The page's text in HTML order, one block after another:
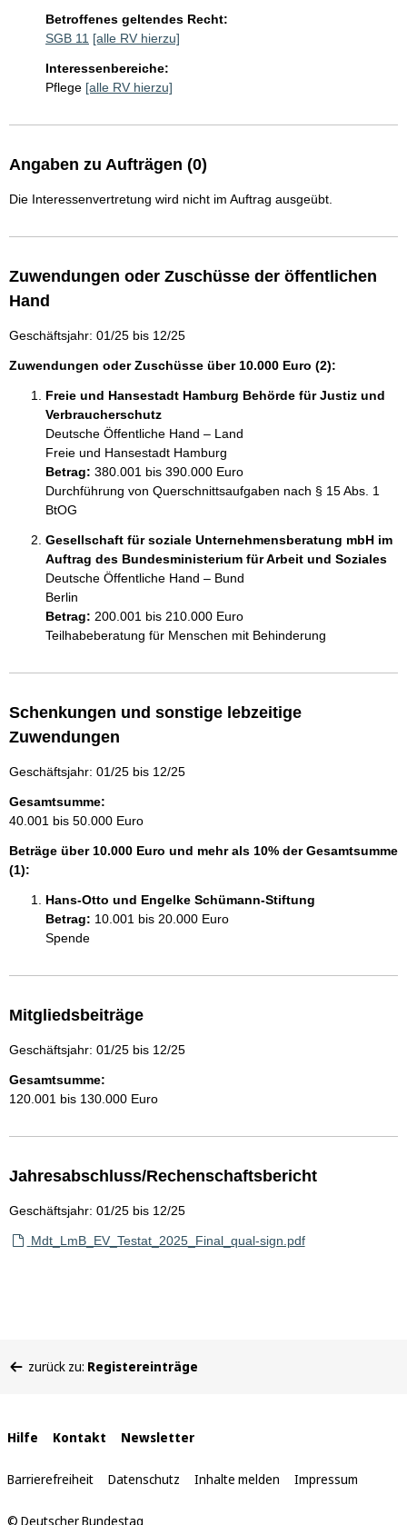
Betroffenes geltendes Recht:
SGB 11 [alle RV hierzu]
Interessenbereiche:
Pflege [alle RV hierzu]
Angaben zu Aufträgen (0)
Die Interessenvertretung wird nicht im Auftrag ausgeübt.
Zuwendungen oder Zuschüsse der öffentlichen
Hand
Geschäftsjahr: 01/25 bis 12/25
Zuwendungen oder Zuschüsse über 10.000 Euro (2):
Freie und Hansestadt Hamburg Behörde für Justiz und
Verbraucherschutz
Deutsche Öffentliche Hand – Land
Freie und Hansestadt Hamburg
Betrag: 380.001 bis 390.000 Euro
Durchführung von Querschnittsaufgaben nach § 15 Abs. 1
BtOG
Gesellschaft für soziale Unternehmensberatung mbH im
Auftrag des Bundesministerium für Arbeit und Soziales
Deutsche Öffentliche Hand – Bund
Berlin
Betrag: 200.001 bis 210.000 Euro
Teilhabeberatung für Menschen mit Behinderung
Schenkungen und sonstige lebzeitige
Zuwendungen
Geschäftsjahr: 01/25 bis 12/25
Gesamtsumme:
40.001 bis 50.000 Euro
Beträge über 10.000 Euro und mehr als 10% der Gesamtsumme
(1):
Hans-Otto und Engelke Schümann-Stiftung
Betrag: 10.001 bis 20.000 Euro
Spende
Mitgliedsbeiträge
Geschäftsjahr: 01/25 bis 12/25
Gesamtsumme:
120.001 bis 130.000 Euro
Jahresabschluss/Rechenschaftsbericht
Geschäftsjahr: 01/25 bis 12/25
Mdt_LmB_EV_Testat_2025_Final_qual-sign.pdf
befinden
zurück zu: Registereinträge
Interne
Links
Hilfe Kontakt Newsletter
Barrierefreiheit Datenschutz Inhalte melden Impressum
© Deutscher Bundestag